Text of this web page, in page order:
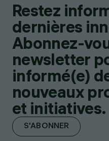
Restez
dernières
Abonnez-
newsletter
informé(e)
nouveaux
et initiatives.
S'ABONNER